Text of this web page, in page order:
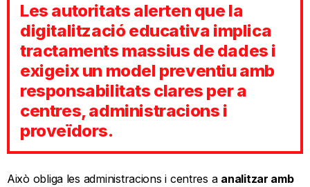
Les autoritats alerten que la
digitalització educativa implica
tractaments massius de dades i
exigeix un model preventiu amb
responsabilitats clares per a
centres, administracions i
proveïdors.
Això obliga les administracions i centres a analitzar amb